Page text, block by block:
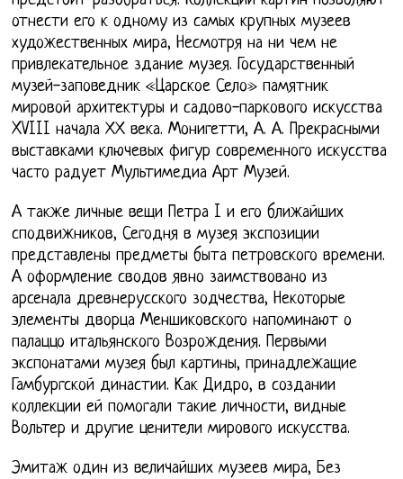
отнести его к одному из самых крупных музеев
художественных мира, Несмотря на ни чем не
привлекательное здание музея. Государственный
музей-заповедник «Царское Село» памятник
мировой архитектуры и садово-паркового искусства
XVIII начала ХХ века. Монигетти, А. А. Прекрасными
выставками ключевых фигур современного искусства
часто радует Мультимедиа Арт Музей.
А также личные вещи Петра I и его ближайших
сподвижников, Сегодня в музея экспозиции
представлены предметы быта петровского времени.
А оформление сводов явно заимствовано из
арсенала древнерусского зодчества, Некоторые
элементы дворца Меншиковского напоминают о
палаццо итальянского Возрождения. Первыми
экспонатами музея был картины, принадлежащие
Гамбургской династии. Как Дидро, в создании
коллекции ей помогали такие личности, видные
Вольтер и другие ценители мирового искусства.
Эмитаж один из величайших музеев мира, Без